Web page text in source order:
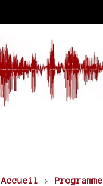
Accueil > Programme